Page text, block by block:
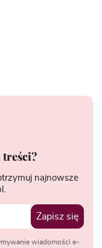
treści?
najnowsze
Zapisz się
wiadomości e-